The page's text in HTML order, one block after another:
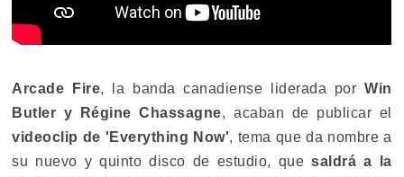
Arcade Fire, la banda canadiense liderada porWin
Butler y Régine Chassagne, acaban de publicar el
videoclip de 'Everything Now', tema que da nombre a
su nuevo y quinto disco de estudio, quesaldrá a la